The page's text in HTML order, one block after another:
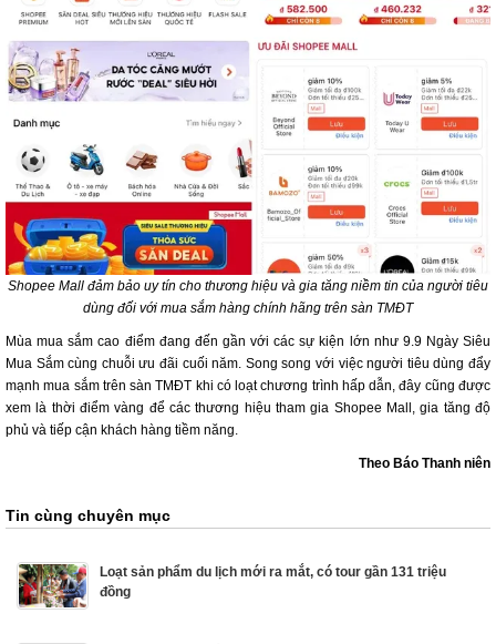
Shopee Mall đảm bảo uy tín cho thương hiệu và gia tăng niềm tin của người tiêu
dùng đối với mua sắm hàng chính hãng trên sàn TMĐT
Mùa mua sắm cao điểm đang đến gần với các sự kiện lớn như 9.9 Ngày Siêu
Mua Sắm cùng chuỗi ưu đãi cuối năm. Song song với việc người tiêu dùng đẩy
mạnh mua sắm trên sàn TMĐT khi có loạt chương trình hấp dẫn, đây cũng được
xem là thời điểm vàng để các thương hiệu tham gia Shopee Mall, gia tăng độ
phủ và tiếp cận khách hàng tiềm năng.
Theo Báo Thanh niên
Tin cùng chuyên mục
Loạt sản phẩm du lịch mới ra mắt, có tour gần 131 triệu
đồng